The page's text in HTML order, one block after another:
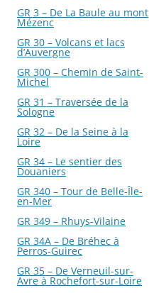
GR 3 – De La Baule au mont
Mézenc
GR 30 – Volcans et lacs
d’Auvergne
GR 300 – Chemin de Saint-
Michel
GR 31 – Traversée de la
Sologne
GR 32 – De la Seine à la
Loire
GR 34 – Le sentier des
Douaniers
GR 340 – Tour de Belle-Île-
en-Mer
GR 349 – Rhuys-Vilaine
GR 34A – De Bréhec à
Perros-Guirec
GR 35 – De Verneuil-sur-
Avre à Rochefort-sur-Loire